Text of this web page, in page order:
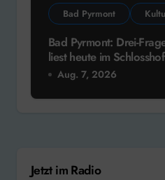
Bad Pyrmont
Bad Pyrmont: Drei-
liest heute im Schlosshof
Aug. 7, 2026
Jetzt im Radio